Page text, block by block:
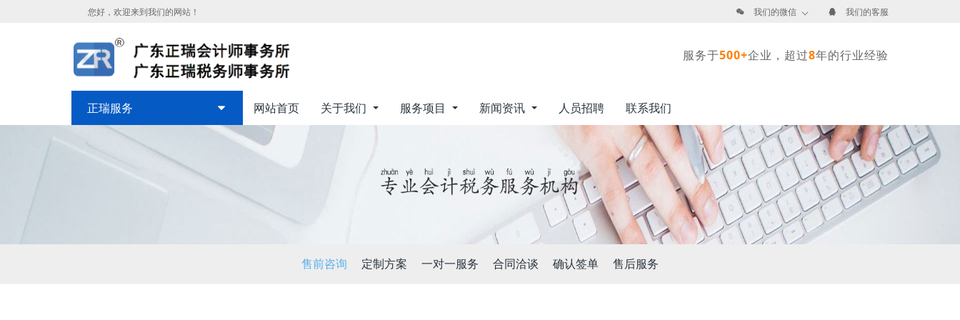
您好，欢迎来到我们的网站！ 我们的微信 我们的客服
服务于500+企业，超过8年的行业经验
正瑞服务 网站首页 关于我们 服务项目 新闻资讯 人员招聘 联系我们
售前咨询 定制方案 一对一服务 合同洽谈 确认签单 售后服务